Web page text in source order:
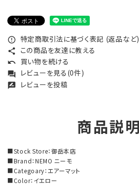
error_outline 特定商取引法に基づく表記 (返品など)
share この商品を友達に教える
undo 買い物を続ける
forum レビューを見る(0件)
rate_review レビューを投稿
商品説明
■Stock Store：御岳本店
■Brand：NEMO ニーモ
■Categoary：エアーマット
■Color：イエロー